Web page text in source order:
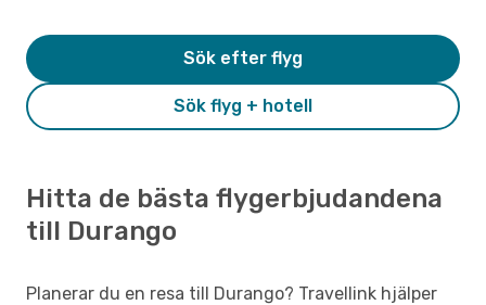
Sök flyg + hotell
Sök efter flyg
Hitta de bästa flygerbjudandena
till Durango
Planerar du en resa till Durango? Travellink hjälper